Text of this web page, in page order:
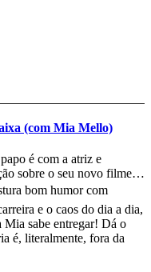
(com Mia Mello)
é com a atriz e
sobre o seu novo filme:
e o caos do dia a dia,
sabe entregar! Dá o
é, literalmente, fora da